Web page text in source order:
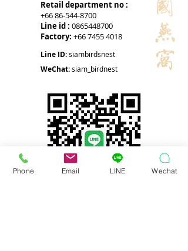
Retail department no :
+66 86-544-8700
Line id : 0865448700
Factory: +66 7455 4018
Line ID:siambirdsnest
WeChat:siam_birdnest
Phone Email LINE Wechat